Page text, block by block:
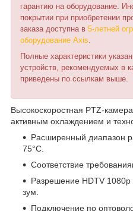
гарантию на оборудование.
покрытии при приобретении
заказа доступна в 5-летней
оборудование Axis
Полные характеристики
устройств, рекомендуемых в
приведены по ссылкам выше.
Высокоскоростная PTZ-
активным охлаждением и
Расширенный диапазон
75°C.
Соответствие
Разрешение HDTV 1080p
зум.
Подключение по